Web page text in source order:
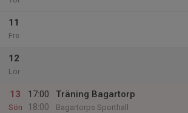
11
Fre
12
Lör
13
Sön
17:00
18:00
Träning Bagartorp
Bagartorps Sporthall